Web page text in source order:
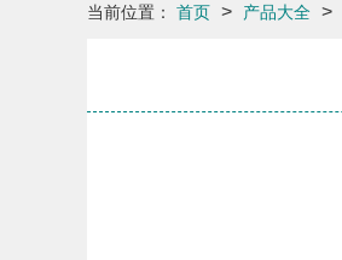
当前位置： 首页 > 产品大全 >